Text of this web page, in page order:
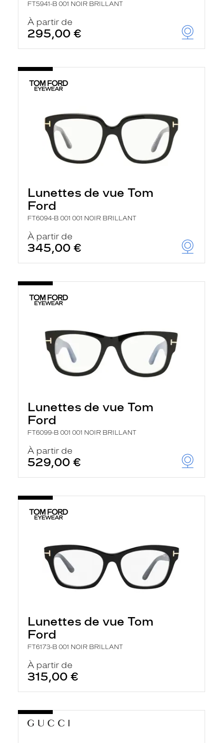
FT5941-B 001 NOIR BRILLANT
À partir de
295,00 €
Lunettes de vue Tom
Ford
FT6094-B 001 001 NOIR BRILLANT
À partir de
345,00 €
Lunettes de vue Tom
Ford
FT6099-B 001 001 NOIR BRILLANT
À partir de
529,00 €
Lunettes de vue Tom
Ford
FT6173-B 001 NOIR BRILLANT
À partir de
315,00 €